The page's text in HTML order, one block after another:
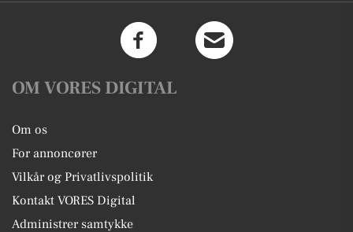
OM VORES DIGITAL
Om os
For annoncører
Vilkår og Privatlivspolitik
Kontakt VORES Digital
Administrer samtykke